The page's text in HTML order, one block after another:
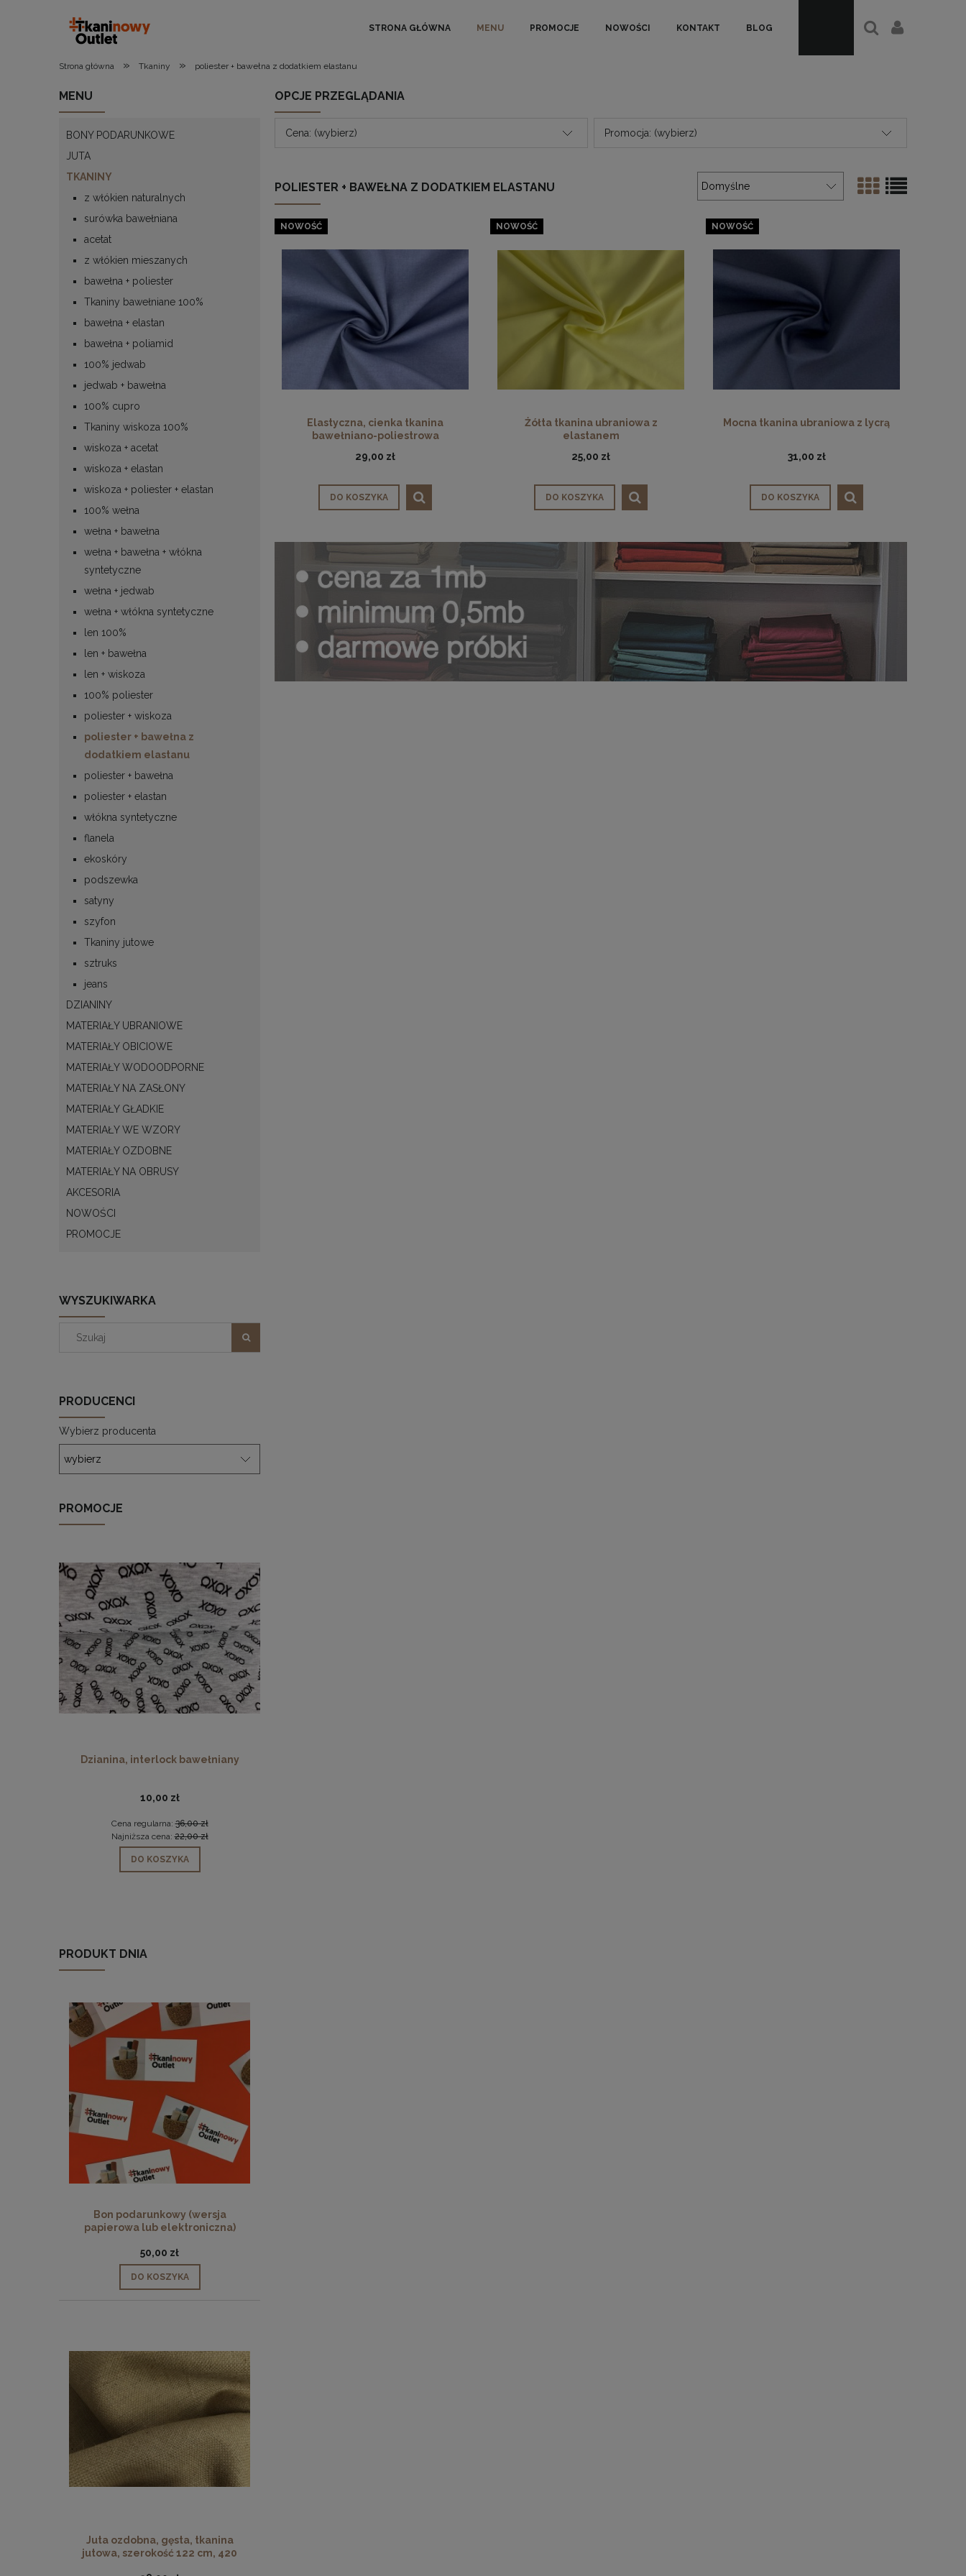
STRONA GŁÓWNA MENU PROMOCJE NOWOŚCI KONTAKT BLOG
Strona główna » Tkaniny » poliester + bawełna z dodatkiem elastanu
MENU
BONY PODARUNKOWE
JUTA
TKANINY
z włókien naturalnych
surówka bawełniana
acetat
z włókien mieszanych
bawełna + poliester
Tkaniny bawełniane 100%
bawełna + elastan
bawełna + poliamid
100% jedwab
jedwab + bawełna
100% cupro
Tkaniny wiskoza 100%
wiskoza + acetat
wiskoza + elastan
wiskoza + poliester + elastan
100% wełna
wełna + bawełna
wełna + bawełna + włókna
syntetyczne
wełna + jedwab
wełna + włókna syntetyczne
len 100%
len + bawełna
len + wiskoza
100% poliester
poliester + wiskoza
poliester + bawełna z
dodatkiem elastanu
poliester + bawełna
poliester + elastan
włókna syntetyczne
flanela
ekoskóry
podszewka
satyny
szyfon
Tkaniny jutowe
sztruks
jeans
DZIANINY
MATERIAŁY UBRANIOWE
MATERIAŁY OBICIOWE
MATERIAŁY WODOODPORNE
MATERIAŁY NA ZASŁONY
MATERIAŁY GŁADKIE
MATERIAŁY WE WZORY
MATERIAŁY OZDOBNE
MATERIAŁY NA OBRUSY
AKCESORIA
NOWOŚCI
PROMOCJE
WYSZUKIWARKA
PRODUCENCI
Wybierz producenta
PROMOCJE
Dzianina, interlock bawełniany
10,00 zł
Cena regularna:36,00 zł
Najniższa cena:22,00 zł
DO KOSZYKA
PRODUKT DNIA
Bon podarunkowy (wersja
papierowa lub elektroniczna)
50,00 zł
DO KOSZYKA
Juta ozdobna, gęsta, tkanina
jutowa, szerokość 122 cm, 420
OPCJE PRZEGLĄDANIA
Cena: (wybierz) Promocja: (wybierz)
POLIESTER + BAWEŁNA Z DODATKIEM ELASTANU
Elastyczna, cienka tkanina
bawełniano-poliestrowa
29,00 zł
DO KOSZYKA
NOWOŚĆ
Żółta tkanina ubraniowa z
elastanem
25,00 zł
DO KOSZYKA
NOWOŚĆ
Mocna tkanina ubraniowa z lycrą
31,00 zł
DO KOSZYKA
NOWOŚĆ